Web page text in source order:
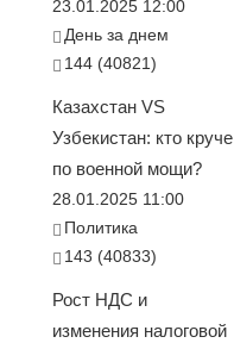
23.01.2025 12:00
День за днем
144 (40821)
Казахстан VS
Узбекистан: кто круче
по военной мощи?
28.01.2025 11:00
Политика
143 (40833)
Рост НДС и
изменения налоговой